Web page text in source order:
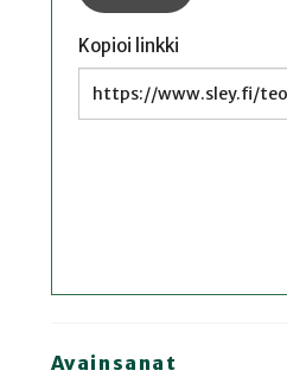
Kopioi linkki
Avainsanat